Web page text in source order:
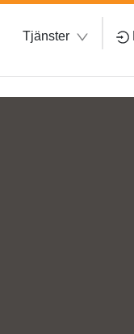
Tjänster